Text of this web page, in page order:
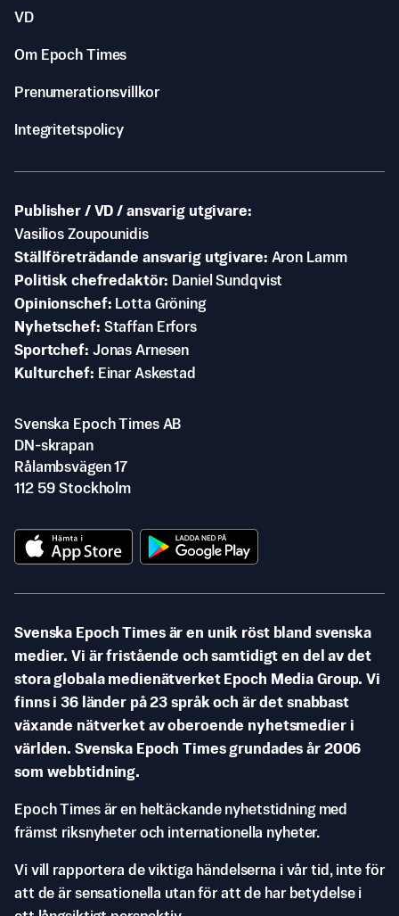
VD
Om Epoch Times
Prenumerationsvillkor
Integritetspolicy
Publisher / VD / ansvarig utgivare
Vasilios Zoupounidis
Ställföreträdande ansvarig utgivare Aron Lamm
Politisk chefredaktör
Daniel Sundqvist
Opinionschef
Lotta Gröning
Nyhetschef Staffan Erfors
Sportchef Jonas Arnesen
Kulturchef
Einar Askestad
Svenska Epoch Times AB
DN-skrapan
Rålambsvägen 17
112 59 Stockholm
Svenska Epoch Times är en unik röst bland svenska
medier. Vi är fristående och samtidigt en del av det
stora globala medienätverket Epoch Media Group. Vi
finns i 36 länder på 23 språk och är det snabbast
växande nätverket av oberoende nyhetsmedier i
världen. Svenska Epoch Times grundades år 2006
som webbtidning.
Epoch Times är en heltäckande nyhetstidning med
främst riksnyheter och internationella nyheter.
Vi vill rapportera de viktiga händelserna i vår tid, inte för
att de är sensationella utan för att de har betydelse i